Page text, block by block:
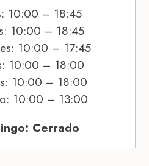
10:00 – 18:45
10:00 – 18:45
10:00 – 17:45
10:00 – 18:00
10:00 – 18:00
10:00 – 13:00
Cerrado